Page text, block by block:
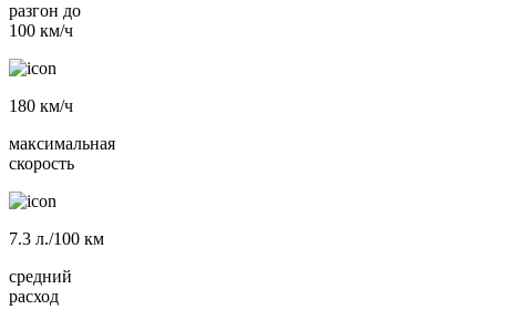
разгон до
100 км/ч
180 км/ч
максимальная
скорость
7.3 л./100 км
средний
расход